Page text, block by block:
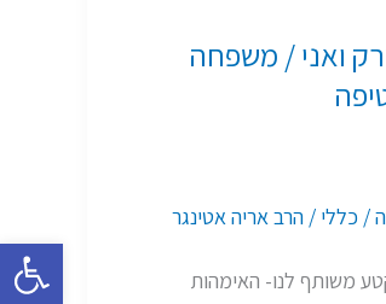
ואני / משפחה
/ כללי / הרב אריה אטינגר
משותף לנו- האימהות
פתח